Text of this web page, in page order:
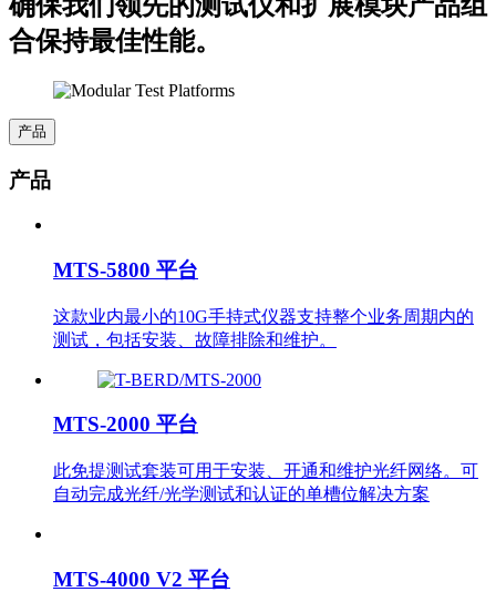
合保持最佳性能。
产品
产品
MTS-5800 平台
这款业内最小的10G手持式仪器支持整个业务周期内的
测试，包括安装、故障排除和维护。
MTS-2000 平台
此免提测试套装可用于安装、开通和维护光纤网络。可
自动完成光纤/光学测试和认证的单槽位解决方案
MTS-4000 V2 平台